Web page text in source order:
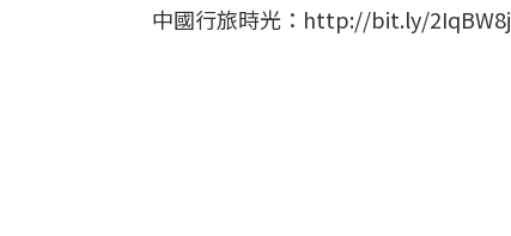
中國行旅時光：http://bit.ly/2IqBW8j